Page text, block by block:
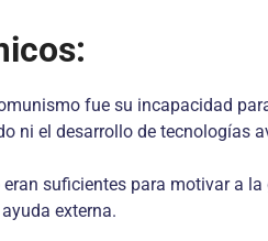
fue su incapacidad
ni el desarrollo de tecnologías
suficientes para motivar a
externa.